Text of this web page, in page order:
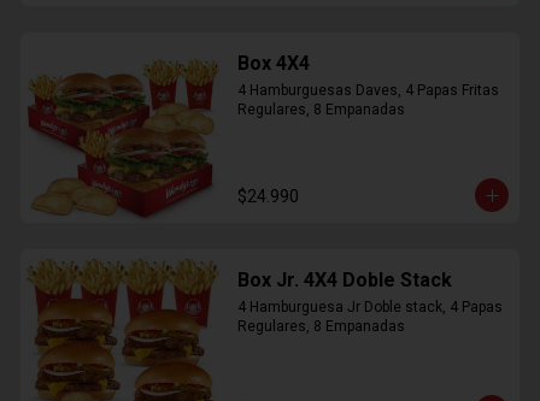
Box 4X4
4 Hamburguesas Daves, 4 Papas Fritas
Regulares, 8 Empanadas
$24.990
Box Jr. 4X4 Doble Stack
4 Hamburguesa Jr Doble stack, 4 Papas
Regulares, 8 Empanadas